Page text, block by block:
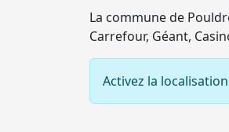
La commune de
Carrefour, Géant,
Activez la